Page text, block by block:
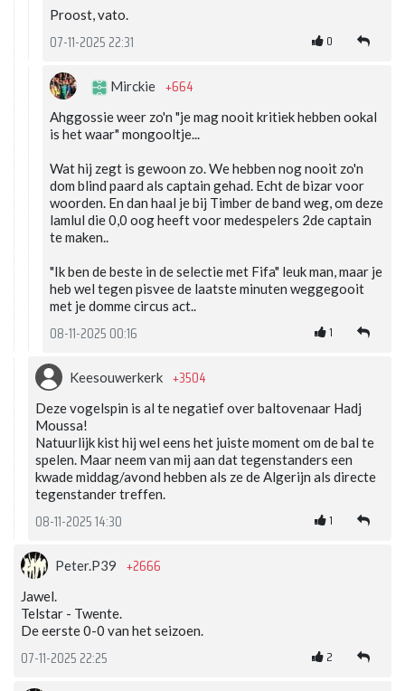
Proost, vato.
07-11-2025 22:31 0
Mirckie +664
Ahggossie weer zo'n "je mag nooit kritiek hebben ookal
is het waar" mongooltje...
Wat hij zegt is gewoon zo. We hebben nog nooit zo'n
dom blind paard als captain gehad. Echt de bizar voor
woorden. En dan haal je bij Timber de band weg, om deze
lamlul die 0,0 oog heeft voor medespelers 2de captain
te maken..
"Ik ben de beste in de selectie met Fifa" leuk man, maar je
heb wel tegen pisvee de laatste minuten weggegooit
met je domme circus act..
08-11-2025 00:16 1
Keesouwerkerk +3504
Deze vogelspin is al te negatief over baltovenaar Hadj
Moussa!
Natuurlijk kist hij wel eens het juiste moment om de bal te
spelen. Maar neem van mij aan dat tegenstanders een
kwade middag/avond hebben als ze de Algerijn als directe
tegenstander treffen.
08-11-2025 14:30 1
Peter.P39 +2666
Jawel.
Telstar - Twente.
De eerste 0-0 van het seizoen.
07-11-2025 22:25 2